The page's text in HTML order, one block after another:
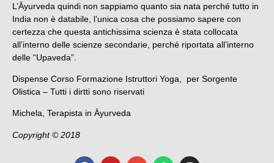
L’Āyurveda quindi non sappiamo quanto sia nata perché tutto in
India non è databile, l’unica cosa che possiamo sapere con
certezza che questa antichissima scienza è stata collocata
all’interno delle scienze secondarie, perché riportata all’interno
delle “Upaveda”.
Dispense Corso Formazione Istruttori Yoga, per Sorgente
Olistica – Tutti i dirtti sono riservati
Michela, Terapista in Āyurveda
Copyright © 2018